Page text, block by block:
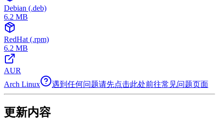
Debian (.deb)
6.2 MB
RedHat (.rpm)
6.2 MB
AUR
Arch Linux
遇到任何问题请先点击此处前往常见问题页面
更新内容